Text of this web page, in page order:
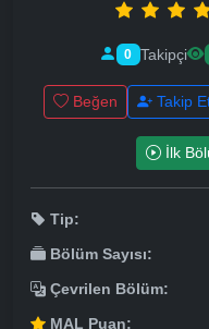
0 Takipçi
Beğen Takip
İlk
Tip:
Bölüm Sayısı:
Çevrilen Bölüm:
MAL Puan: